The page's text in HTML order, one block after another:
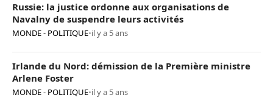
Russie: la justice ordonne aux organisations de
Navalny de suspendre leurs activités
MONDE - POLITIQUE•il y a 5 ans
Irlande du Nord: démission de la Première ministre
Arlene Foster
MONDE - POLITIQUE•il y a 5 ans